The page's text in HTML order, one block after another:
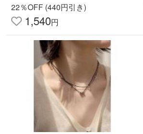
22％OFF (440円引き)
1,540円